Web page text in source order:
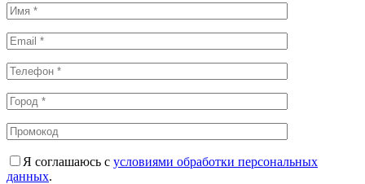
Я соглашаюсь с условиями обработки персональных
данных.